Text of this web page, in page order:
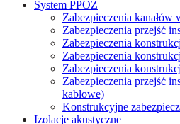
System PPOŻ
Zabezpieczenia kanałów
Zabezpieczenia przejść
Zabezpieczenia
Zabezpieczenia
Zabezpieczenia
Zabezpieczenia przejść
kablowe)
Konstrukcyjne
Izolacje akustyczne